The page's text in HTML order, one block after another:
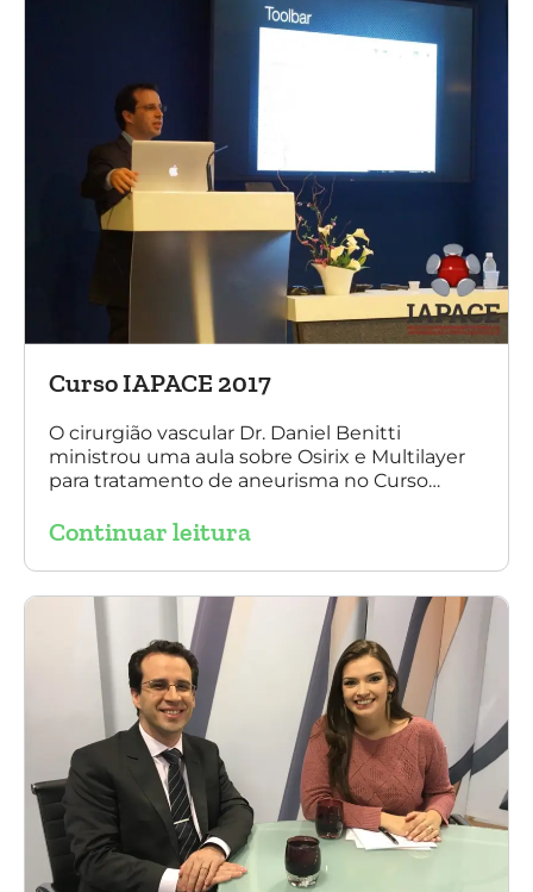
Curso IAPACE 2017
O cirurgião vascular Dr. Daniel Benitti
ministrou uma aula sobre Osirix e Multilayer
para tratamento de aneurisma no Curso
2017). Agradecemos a todos os participantes
Sergio Belczak pelo convite!
Continuar leitura